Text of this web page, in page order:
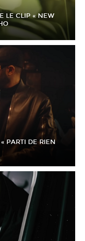
LE CLIP « NEW
PARTI DE RIEN